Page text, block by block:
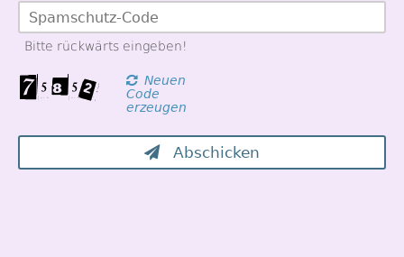
Bitte rückwärts eingeben!
Neuen
Code
erzeugen
Abschicken